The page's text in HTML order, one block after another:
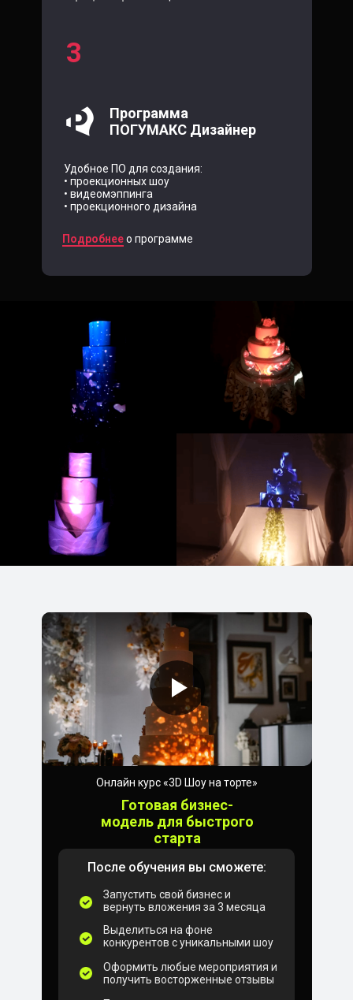
Программа
ПОГУМАКС Дизайнер
*На Apple macOS программа работает через
Parallels Desktop. Это не долго и не сложно.
Удобное ПО для создания:
• проекционных шоу
• видеомэппинга
• проекционного дизайна
Подробнеео программе
3
Онлайн курс «3D Шоу на торте»
Готовая бизнес-
модель для быстрого
старта
После обучения вы сможете:
Запустить свой бизнес и
вернуть вложения за 3 месяца
Выделиться на фоне
конкурентов с уникальными шоу
Оформить любые мероприятия и
получить восторженные отзывы